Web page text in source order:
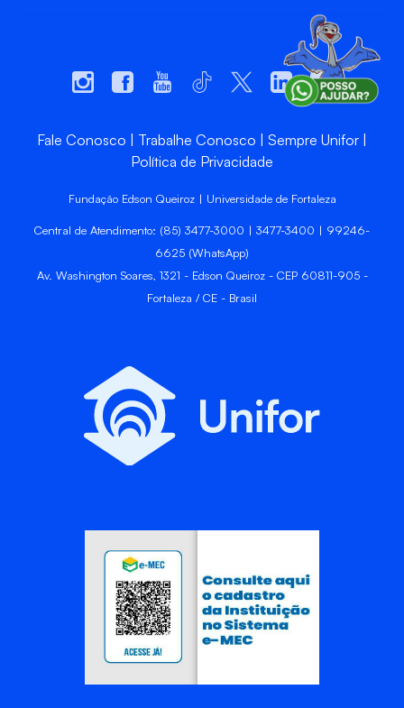
Fale Conosco Trabalhe Conosco
Sempre Unifor
Política de Privacidade
Fundação Edson Queiroz | Universidade de Fortaleza
Central de Atendimento: (85) 3477-3000 | 3477-3400 | 99246-
6625 (WhatsApp)
Av. Washington Soares, 1321 - Edson Queiroz - CEP 60811-905 -
Fortaleza / CE - Brasil